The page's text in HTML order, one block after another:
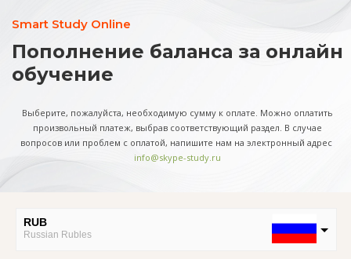
Smart Study Online
Пополнение баланса за онлайн
обучение
Выберите, пожалуйста, необходимую сумму к оплате. Можно оплатить
произвольный платеж, выбрав соответствующий раздел. В случае
вопросов или проблем с оплатой, напишите нам на электронный адрес
info@skype-study.ru
RUB
Russian Rubles